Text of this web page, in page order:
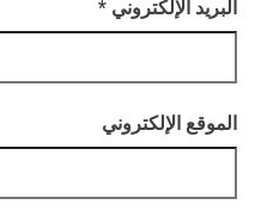
البريد الإلكتروني *
الموقع الإلكتروني